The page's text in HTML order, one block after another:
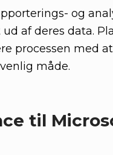
og
af deres data.
processen med
måde.
til